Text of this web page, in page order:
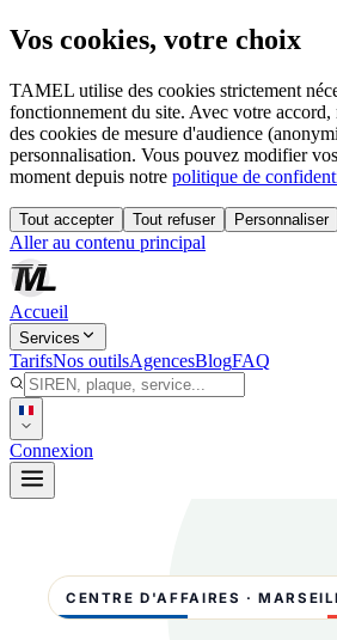
Vos cookies, votre choix
TAMEL utilise des cookies strictement
fonctionnement du site. Avec votre accord,
des cookies de mesure d'audience
personnalisation. Vous pouvez modifier
moment depuis notre politique de
Tout accepter Tout refuser Personnaliser
Aller au contenu principal
Accueil
Services
TarifsNos outilsAgencesBlogFAQ
Connexion
CENTRE D'AFFAIRES ·